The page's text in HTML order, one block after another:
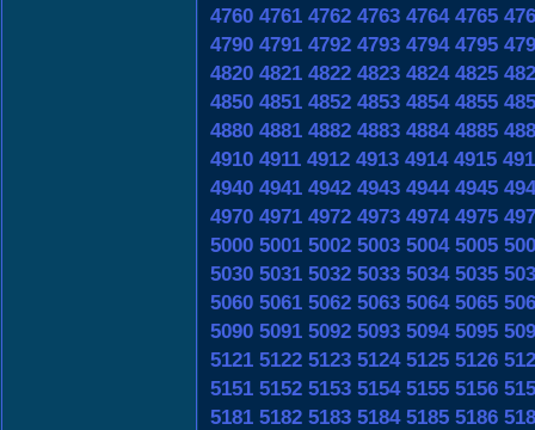
4760 4761 4762 4763 4764 4765
4790 4791 4792 4793 4794 4795
4820 4821 4822 4823 4824 4825
4850 4851 4852 4853 4854 4855
4880 4881 4882 4883 4884 4885
4910 4911 4912 4913 4914 4915
4940 4941 4942 4943 4944 4945
4970 4971 4972 4973 4974 4975
5000 5001 5002 5003 5004 5005
5030 5031 5032 5033 5034 5035
5060 5061 5062 5063 5064 5065
5090 5091 5092 5093 5094 5095
5121 5122 5123 5124 5125 5126
5151 5152 5153 5154 5155 5156
5181 5182 5183 5184 5185 5186